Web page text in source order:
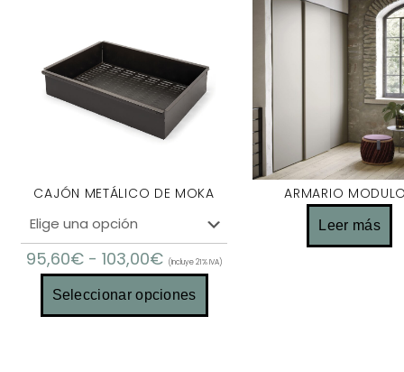
CAJÓN METÁLICO DE MOKA
95,60€ - 103,00€ (Incluye 21% IVA)
Seleccionar opciones
ARMARIO
Leer más